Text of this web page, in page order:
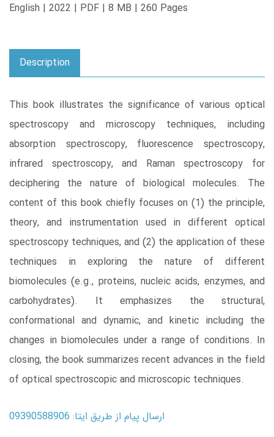
English | 2022 | PDF | 8 MB | 260 Pages
Description
This book illustrates the significance of various optical
spectroscopy and microscopy techniques, including
absorption spectroscopy, fluorescence spectroscopy,
infrared spectroscopy, and Raman spectroscopy for
deciphering the nature of biological molecules. The
content of this book chiefly focuses on (1) the principle,
theory, and instrumentation used in different optical
spectroscopy techniques, and (2) the application of these
techniques in exploring the nature of different
biomolecules (e.g., proteins, nucleic acids, enzymes, and
carbohydrates). It emphasizes the structural,
conformational and dynamic, and kinetic including the
changes in biomolecules under a range of conditions. In
closing, the book summarizes recent advances in the field
of optical spectroscopic and microscopic techniques.
ارسال پیام از طریق ایتا: 09390588906